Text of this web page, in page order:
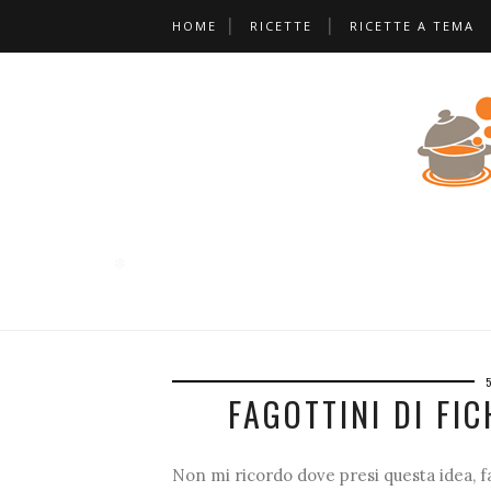
HOME RICETTE RICETTE A TEMA
FAGOTTINI DI
Non mi ricordo dove presi questa idea,